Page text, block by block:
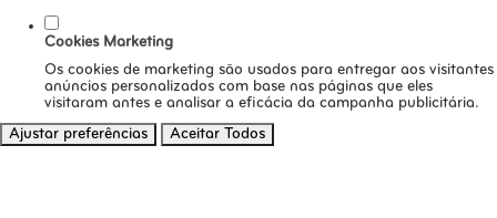
Cookies Marketing
Os cookies de marketing são usados para entregar aos visitantes
anúncios personalizados com base nas páginas que eles
visitaram antes e analisar a eficácia da campanha publicitária.
Ajustar preferências
Aceitar Todos